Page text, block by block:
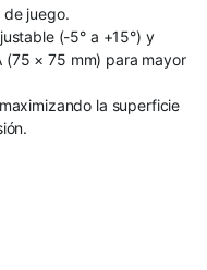
juego.
(-5° a +15°) y
(75 × 75 mm) para mayor
la superficie